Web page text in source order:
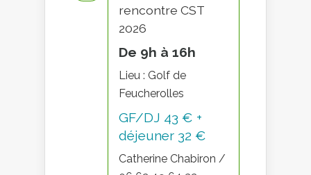
rencontre CST
2026
De 9h à 16h
Lieu : Golf de
Feucherolles
GF/DJ 43 € +
déjeuner 32 €
Catherine Chabiron /